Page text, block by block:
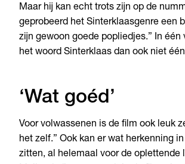
Maar hij kan echt trots zijn op de
geprobeerd het Sinterklaasgenre een
zijn gewoon goede popliedjes.” In
het woord Sinterklaas dan ook niet
‘Wat goéd’
Voor volwassenen is de film ook leuk
het zelf.” Ook kan er wat herkenning
zitten, al helemaal voor de oplettende